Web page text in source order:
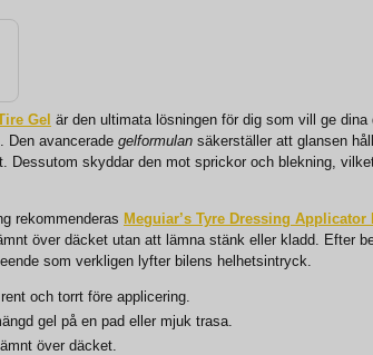
Gel är den ultimata lösningen för dig som vill ge dina
Den avancerade gelformulan säkerställer att glansen
Dessutom skyddar den mot sprickor och blekning,
rekommenderas Meguiar’s Tyre Dressing Applicator
över däcket utan att lämna stänk eller kladd. Efter
som verkligen lyfter bilens helhetsintryck.
och torrt före applicering.
gel på en pad eller mjuk trasa.
över däcket.